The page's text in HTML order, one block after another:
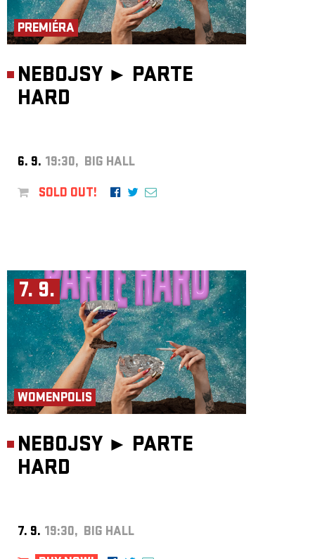
PREMIÉRA
NEBOJSY ► PARTE
HARD
6. 9. 19:30, BIG HALL
SOLD OUT!
7. 9.
WOMENPOLIS
NEBOJSY ► PARTE
HARD
7. 9. 19:30, BIG HALL